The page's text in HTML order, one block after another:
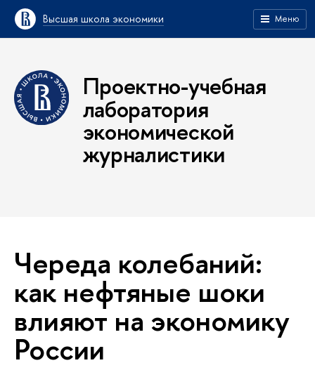
Высшая школа экономики Меню
Проектно-учебная
лаборатория
экономической
журналистики
Череда колебаний:
как нефтяные шоки
влияют на экономику
России